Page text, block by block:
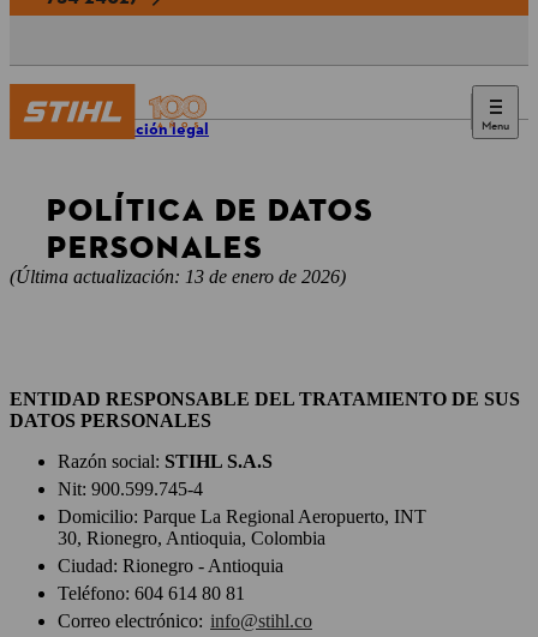
Menu
Información legal
POLÍTICA DE DATOS
PERSONALES
(Última actualización: 13 de enero de 2026)
ENTIDAD RESPONSABLE DEL TRATAMIENTO DE SUS
DATOS PERSONALES
Razón social: STIHL S.A.S
Nit: 900.599.745-4
Domicilio: Parque La Regional Aeropuerto, INT
30, Rionegro, Antioquia, Colombia
Ciudad: Rionegro - Antioquia
Teléfono: 604 614 80 81
Correo electrónico: info@stihl.co